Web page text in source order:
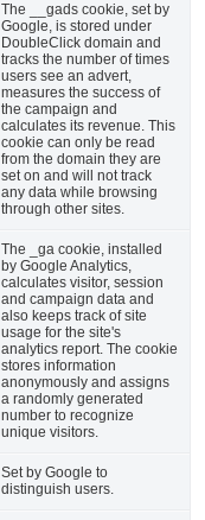
The __gads cookie, set by
Google, is stored under
DoubleClick domain and
tracks the number of times
users see an advert,
measures the success of
the campaign and
calculates its revenue. This
cookie can only be read
from the domain they are
set on and will not track
any data while browsing
through other sites.
The _ga cookie, installed
by Google Analytics,
calculates visitor, session
and campaign data and
also keeps track of site
usage for the site's
analytics report. The cookie
stores information
anonymously and assigns
a randomly generated
number to recognize
unique visitors.
Set by Google to
distinguish users.